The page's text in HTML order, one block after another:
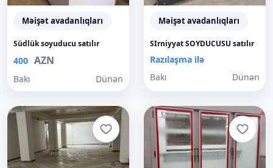
Məişət avadanlıqları
Südlük soyuducu satılır
400 AZN
Bakı Dünən
Məişət avadanlıqları
SIrniyyat SOYDUCUSU satılır
Razılaşma ilə
Bakı
Dünən